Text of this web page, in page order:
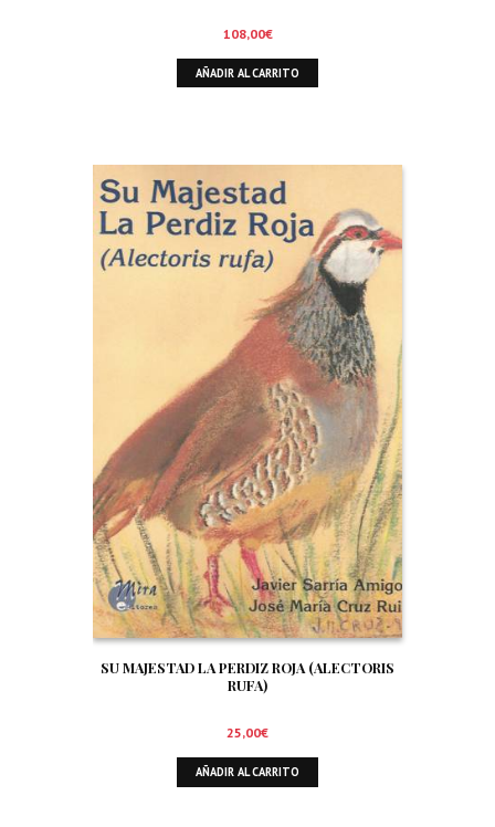
108,00€
AÑADIR AL CARRITO
SU MAJESTAD LA PERDIZ ROJA (ALECTORIS
RUFA)
25,00€
AÑADIR AL CARRITO